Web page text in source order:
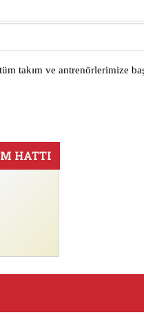
takım ve antrenörlerimize
HATTI